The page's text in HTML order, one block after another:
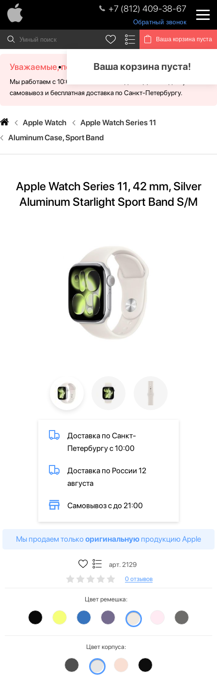
+7 (812) 409-38-67
Обратный звонок
Ваша корзина пуста
Ваша корзина пуста!
Уважаемые, посетители!
Мы работаем с 10:00 - 21:00 без выходных. Для Вас доступен
самовывоз и бесплатная доставка по Санкт-Петербургу.
Apple Watch
Apple Watch Series 11
Aluminum Case, Sport Band
Apple Watch Series 11, 42 mm, Silver
Aluminum Starlight Sport Band S/M
Доставка по Санкт-
Петербургу с 10:00
Доставка по России 12
августа
Самовывоз с до 21:00
Мы продаем только оригинальную продукцию Apple
арт. 2129
0 отзывов
Цвет ремешка:
Цвет корпуса: